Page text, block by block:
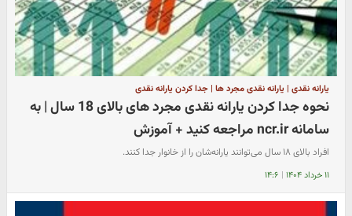
یارانه نقدی | یارانه نقدی مجرد ها | جدا کردن یارانه نقدی
نحوه جدا کردن یارانه نقدی مجرد های بالای 18 سال | به
سامانه ncr.ir مراجعه کنید + آموزش
افراد بالای ۱۸ سال می‌توانند یارانه‌شان را از خانوار جدا کنند.
۱۱ خرداد ۱۴۰۴ | ۱۴:۶